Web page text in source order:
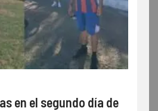
en el segundo día de